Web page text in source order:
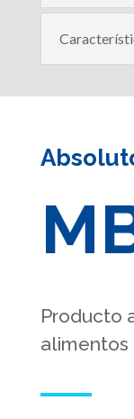
Producto
alimentos